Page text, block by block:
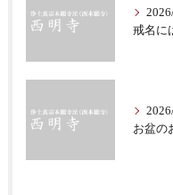
お盆